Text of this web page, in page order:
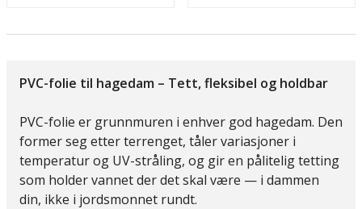
PVC-folie til hagedam – Tett, fleksibel og holdbar
PVC-folie er grunnmuren i enhver god hagedam. Den
former seg etter terrenget, tåler variasjoner i
temperatur og UV-stråling, og gir en pålitelig tetting
som holder vannet der det skal være — i dammen
din, ikke i jordsmonnet rundt.